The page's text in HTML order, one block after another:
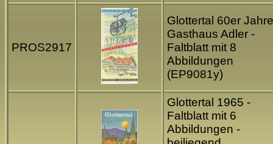
PROS2917
Glottertal 60er Jahre
Gasthaus Adler -
Faltblatt mit 8
Abbildungen
(EP9081y)
Glottertal 1965 -
Faltblatt mit 6
Abbildungen -